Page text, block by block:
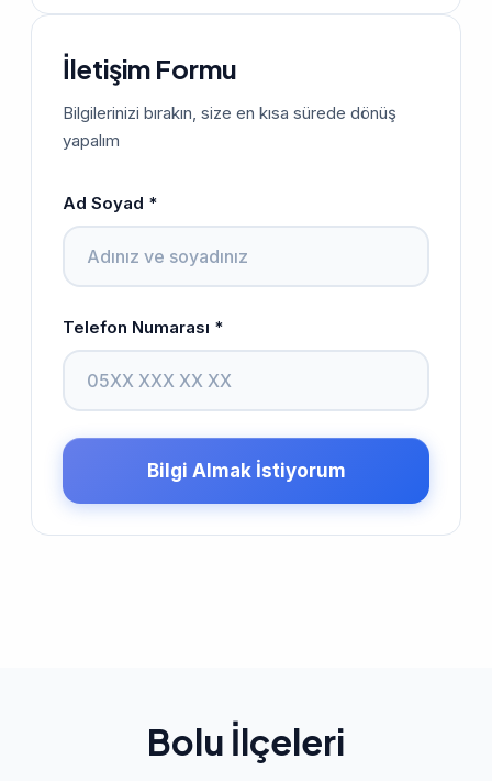
İletişim Formu
Bilgilerinizi bırakın, size en kısa sürede dönüş
yapalım
Ad Soyad *
Telefon Numarası *
Bilgi Almak İstiyorum
Bolu İlçeleri